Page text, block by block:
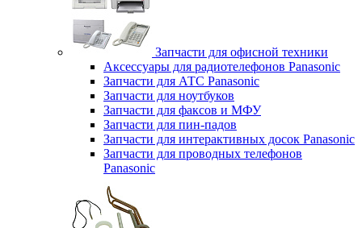
Запчасти для офисной техники
Аксессуары для радиотелефонов Panasonic
Запчасти для АТС Panasonic
Запчасти для ноутбуков
Запчасти для факсов и МФУ
Запчасти для пин-падов
Запчасти для интерактивных досок Panasonic
Запчасти для проводных телефонов
Panasonic